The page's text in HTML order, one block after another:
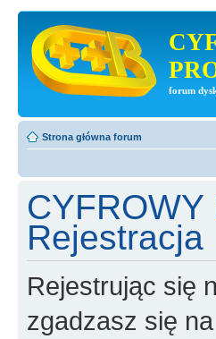
forum
Strona główna forum
CYFROWY
Rejestracja
Rejestrując się
zgadzasz się